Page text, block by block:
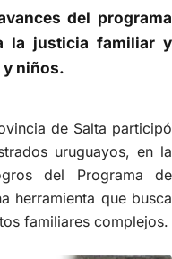
del programa
la justicia familiar y
y niños.
de Salta participó
uruguayos, en la
del Programa de
herramienta que busca
familiares complejos.